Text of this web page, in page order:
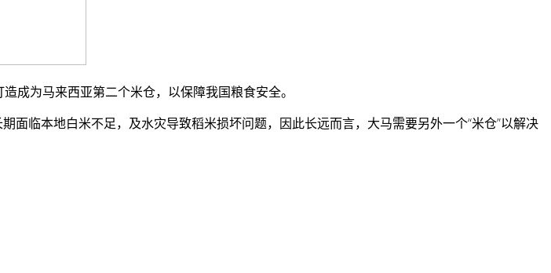
成为马来西亚第二个米仓，以保障我国粮食安全。
临本地白米不足，及水灾导致稻米损坏问题，因此长远而言，大马需要另外一个“米仓”以解决